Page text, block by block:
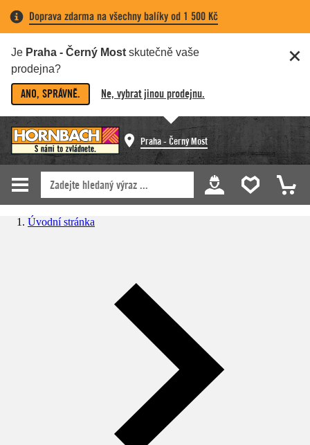
Doprava zdarma na všechny balíky od 1 500 Kč
Je Praha - Černý Most skutečně vaše
prodejna?
ANO, SPRÁVNĚ. Ne, vybrat jinou prodejnu.
Praha - Černý Most
Úvodní stránka